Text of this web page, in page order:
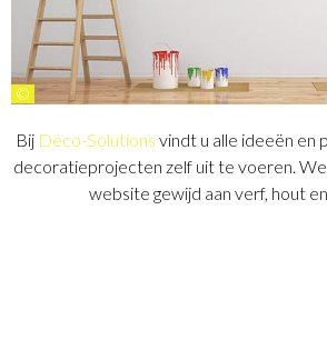
©
Bij Déco-Solutions vindt u alle ideeën en
decoratieprojecten zelf uit te voeren.
website gewijd aan verf, hout